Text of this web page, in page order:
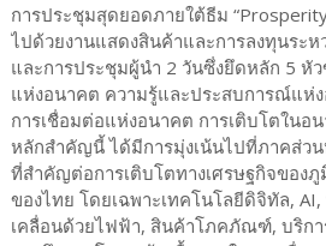
การประชุมสุดยอดภายใต้ธีม
ไปด้วยงานแสดงสินค้าและการลงทุนระห
และการประชุมผู้นำ 2 วันซึ่งยึดหลัก 5 หั
แห่งอนาคต ความรู้และประสบการณ์แห่
การเชื่อมต่อแห่งอนาคต การเติบโตในอ
หลักสำคัญนี้ ได้มีการมุ่งเน้นไปที่ภาคส่ว
ที่สำคัญต่อการเติบโตทางเศรษฐกิจของ
ของไทย โดยเฉพาะเทคโนโลยีดิจิทัล,
เคลื่อนด้วยไฟฟ้า, สินค้าโภคภัณฑ์, บริกา